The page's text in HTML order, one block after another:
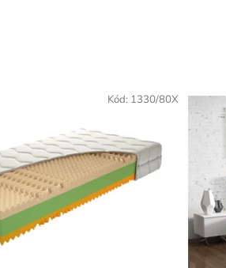
Kód: 1330/80X